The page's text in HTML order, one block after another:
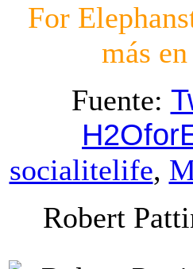
For
más
Fuente:
socialitelife,
Robert